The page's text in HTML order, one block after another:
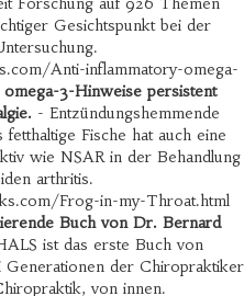
Gesichtspunkt bei der
Anti-inflammatory-omega-
omega-3-Hinweise persistent
- Entzündungshemmende
Fische hat auch eine
wie NSAR in der Behandlung
arthritis.
Frog-in-my-Throat.html
Buch von Dr. Bernard
ist das erste Buch von
der Chiropraktiker
von innen.